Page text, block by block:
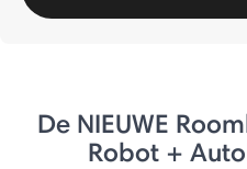
De NIEUWE
Robot +